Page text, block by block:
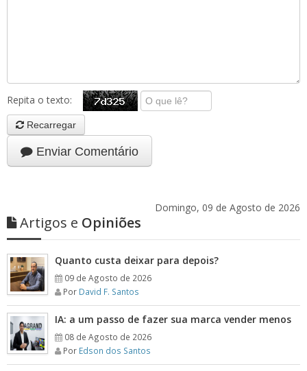
Repita o texto:
Recarregar
Enviar Comentário
Domingo, 09 de Agosto de 2026
Artigos e Opiniões
Quanto custa deixar para depois?
09 de Agosto de 2026
Por David F. Santos
IA: a um passo de fazer sua marca vender menos
08 de Agosto de 2026
Por Edson dos Santos